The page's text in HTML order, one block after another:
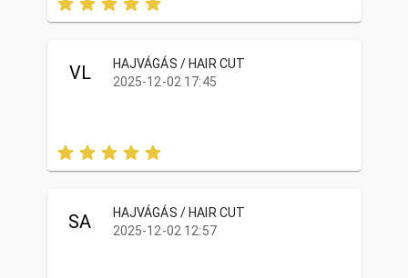
VL
HAJVÁGÁS / HAIR CUT
2025-12-02 17:45
SA
HAJVÁGÁS / HAIR CUT
2025-12-02 12:57